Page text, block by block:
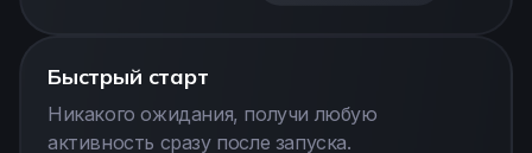
Быстрый старт
Никакого ожидания, получи любую
активность сразу после запуска.